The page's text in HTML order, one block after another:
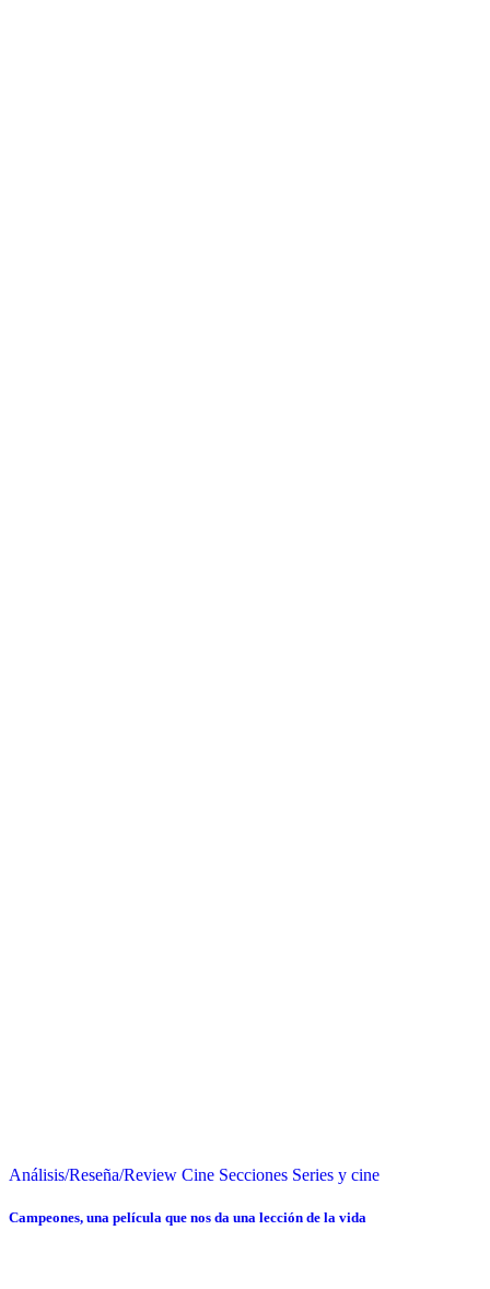
Análisis/Reseña/Review Cine Secciones Series y cine
Campeones, una película que nos da una lección de la vida